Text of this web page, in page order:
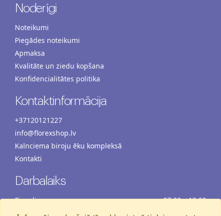
Noderīgi
Noteikumi
Piegādes noteikumi
Apmaksa
Kvalitāte un ziedu kopšana
Konfidencialitātes politika
Kontaktinformācija
+37120121227
info@florexshop.lv
Kalnciema biroju ēku kompleksā
Kontakti
Darbalaiks
Pirmdiena
07:00 – 19:00
Otrdiena
07:00 – 19:00